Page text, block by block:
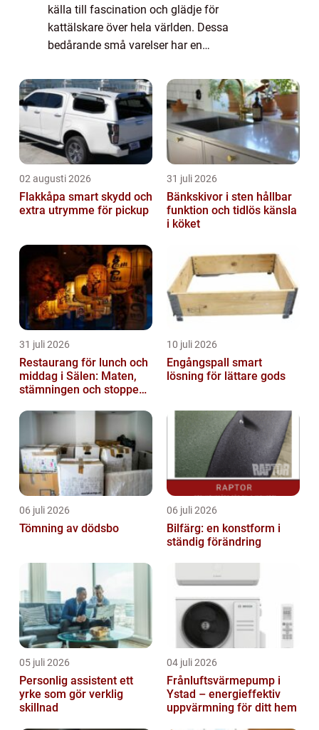
källa till fascination och glädje för
kattälskare över hela världen. Dessa
bedårande små varelser har en
smälta hjärtan, oavsett vilken typ eller ras de
tillhör. I ...
02 augusti 2026
Flakkåpa smart skydd och
extra utrymme för pickup
31 juli 2026
Bänkskivor i sten hållbar
funktion och tidlös känsla
i köket
31 juli 2026
Restaurang för lunch och
middag i Sälen: Maten,
stämningen och stoppen
10 juli 2026
Engångspall smart
lösning för lättare gods
06 juli 2026
Tömning av dödsbo
06 juli 2026
Bilfärg: en konstform i
ständig förändring
05 juli 2026
Personlig assistent ett
yrke som gör verklig
skillnad
04 juli 2026
Frånluftsvärmepump i
Ystad – energieffektiv
uppvärmning för ditt hem